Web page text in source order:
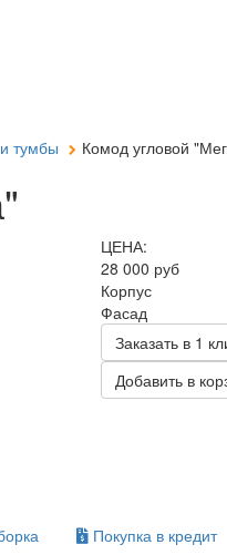
тумбы Комод угловой
ЦЕНА:
28 000 руб
Корпус
Фасад
Заказать в 1
Добавить в
Покупка в кредит